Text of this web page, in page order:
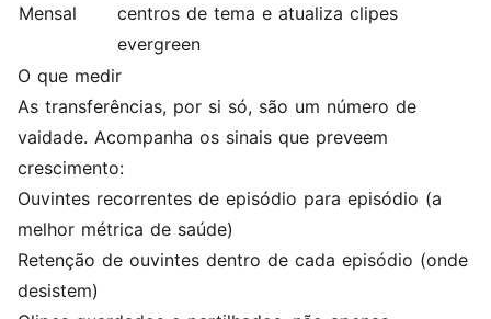
Mensal
centros de tema e atualiza clipes
evergreen
O que medir
As transferências, por si só, são um número de
vaidade. Acompanha os sinais que preveem
crescimento:
Ouvintes recorrentes de episódio para episódio (a
melhor métrica de saúde)
Retenção de ouvintes dentro de cada episódio (onde
desistem)